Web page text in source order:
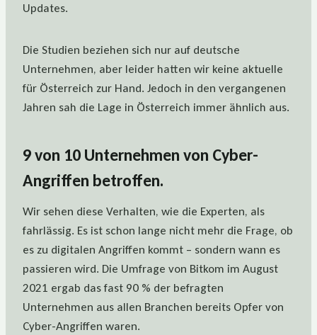
Updates.
Die Studien beziehen sich nur auf deutsche
Unternehmen, aber leider hatten wir keine aktuelle
für Österreich zur Hand. Jedoch in den vergangenen
Jahren sah die Lage in Österreich immer ähnlich aus.
9 von 10 Unternehmen von Cyber-
Angriffen betroffen.
Wir sehen diese Verhalten, wie die Experten, als
fahrlässig. Es ist schon lange nicht mehr die Frage, ob
es zu digitalen Angriffen kommt – sondern wann es
passieren wird. Die Umfrage von Bitkom im August
2021 ergab das fast 90 % der befragten
Unternehmen aus allen Branchen bereits Opfer von
Cyber-Angriffen waren.